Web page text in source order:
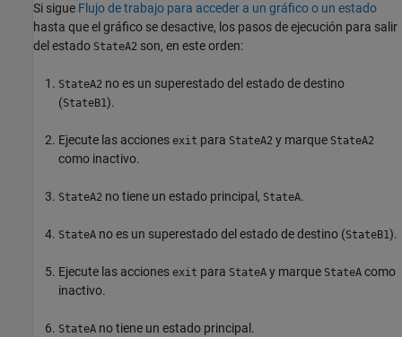
Si sigue Flujo de trabajo para acceder a un gráfico o un estado
hasta que el gráfico se desactive, los pasos de ejecución para salir
del estado StateA2 son, en este orden:
StateA2 no es un superestado del estado de destino
(StateB1).
Ejecute las acciones exit para StateA2 y marque StateA2
como inactivo.
StateA2 no tiene un estado principal, StateA.
StateA no es un superestado del estado de destino (StateB1).
Ejecute las acciones exit para StateA y marque StateA como
inactivo.
StateA no tiene un estado principal.